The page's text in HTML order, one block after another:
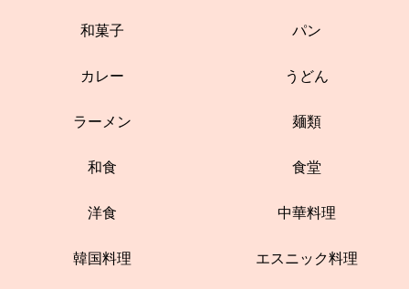
和菓子 パン
カレー うどん
ラーメン 麺類
和食 食堂
洋食 中華料理
韓国料理 エスニック料理